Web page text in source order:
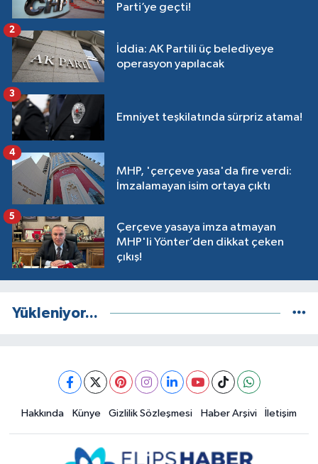
Parti’ye geçti!
İddia: AK Partili üç belediyeye
operasyon yapılacak
2
Emniyet teşkilatında sürpriz atama!
3
MHP, 'çerçeve yasa'da fire verdi:
İmzalamayan isim ortaya çıktı
4
Çerçeve yasaya imza atmayan
MHP'li Yönter’den dikkat çeken
çıkış!
5
Yükleniyor...
Hakkında Künye Gizlilik Sözleşmesi Haber Arşivi İletişim